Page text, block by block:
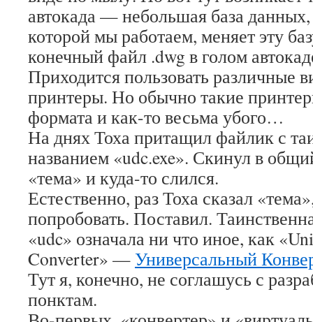
автокада — небольшая база данных,
которой мы работаем, меняет эту
конечный файл .dwg в голом
Приходится пользовать различные
принтеры. Но обычно такие
формата и как-то весьма убого…
На днях Тоха притащил файлик с
названием «udc.exe». Скинул в
«тема» и куда-то слился.
Естественно, раз Тоха сказал
попробовать. Поставил.
«udc» означала ни что иное, как
Converter» —Универсальный
Тут я, конечно, не соглашусь с
понктам.